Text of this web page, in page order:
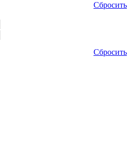
Сбросить
Сбросить